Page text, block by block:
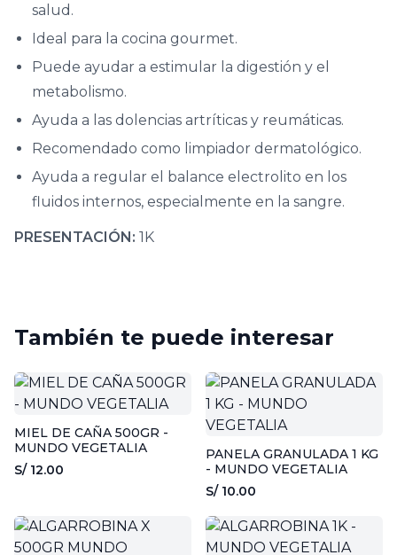
salud.
Ideal para la cocina gourmet.
Puede ayudar a estimular la digestión y el
metabolismo.
Ayuda a las dolencias artríticas y reumáticas.
Recomendado como limpiador dermatológico.
Ayuda a regular el balance electrolito en los
fluidos internos, especialmente en la sangre.
PRESENTACIÓN: 1K
También te puede interesar
MIEL DE CAÑA 500GR -
MUNDO VEGETALIA
S/ 12.00
PANELA GRANULADA 1 KG
- MUNDO VEGETALIA
S/ 10.00